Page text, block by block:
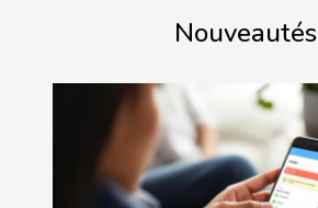
Nouveautés